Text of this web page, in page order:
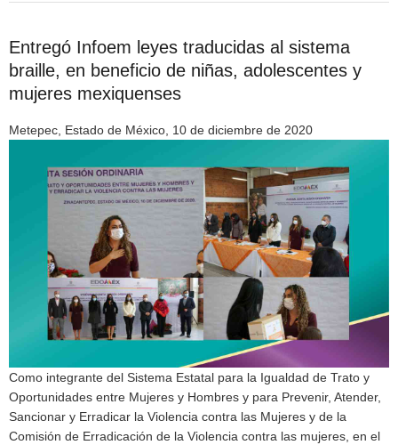
Entregó Infoem leyes traducidas al sistema
braille, en beneficio de niñas, adolescentes y
mujeres mexiquenses
Metepec, Estado de México, 10 de diciembre de 2020
Como integrante del Sistema Estatal para la Igualdad de Trato y
Oportunidades entre Mujeres y Hombres y para Prevenir, Atender,
Sancionar y Erradicar la Violencia contra las Mujeres y de la
Comisión de Erradicación de la Violencia contra las mujeres, en el